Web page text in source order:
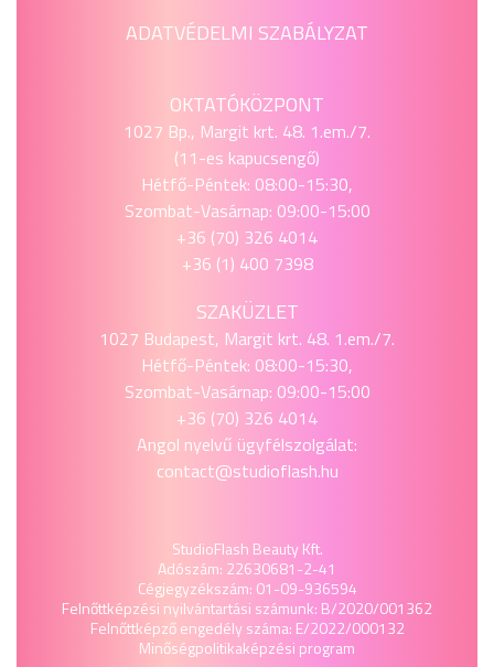
ADATVÉDELMI SZABÁLYZAT
OKTATÓKÖZPONT
1027 Bp., Margit krt. 48. 1.em./7.
(11-es kapucsengő)
Hétfő-Péntek: 08:00-15:30,
Szombat-Vasárnap: 09:00-15:00
+36 (70) 326 4014
+36 (1) 400 7398
SZAKÜZLET
1027 Budapest, Margit krt. 48. 1.em./7.
Hétfő-Péntek: 08:00-15:30,
Szombat-Vasárnap: 09:00-15:00
+36 (70) 326 4014
Angol nyelvű ügyfélszolgálat:
contact@studioflash.hu
StudioFlash Beauty Kft.
Adószám: 22630681-2-41
Cégjegyzékszám: 01-09-936594
Felnőttképzési nyilvántartási számunk: B/2020/001362
Felnőttképző engedély száma: E/2022/000132
Minőségpolitikaképzési program